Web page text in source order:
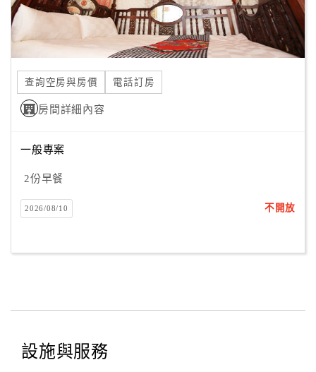
合
作
飯
合
廠
合
計
查詢空房與房價 電話訂房
房間詳細內容
一般專案
2份早餐
2026/08/10 不開放
設施與服務